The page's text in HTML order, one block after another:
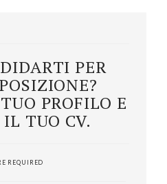
PER
PROFILO E
TUO CV.
REQUIRED